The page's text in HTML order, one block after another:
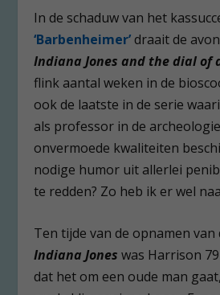
In de schaduw van het
‘Barbenheimer’ draait de
Indiana Jones and the dial of
flink aantal weken in de
ook de laatste in de serie
als professor in de
onvermoede kwaliteiten
nodige humor uit allerlei
te redden? Zo heb ik er wel
Ten tijde van de opnamen van
Indiana Jones was Harrison
dat het om een oude man